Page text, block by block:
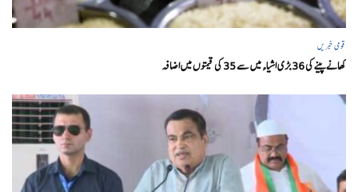
قومی خبریں
کھانے پینے کی 36 بڑی اشیاء میں سے 35 کی قیمتوں میں اضافہ